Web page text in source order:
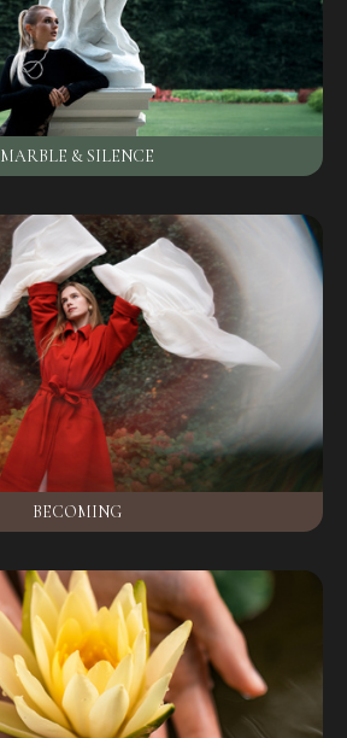
MARBLE & SILENCE
BECOMING